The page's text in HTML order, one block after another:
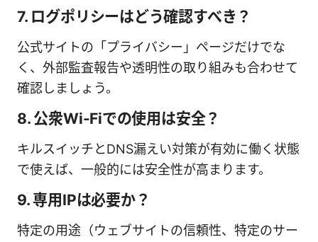
7. ログポリシーはどう確認すべき？
公式サイトの「プライバシー」ページだけでな
く、外部監査報告や透明性の取り組みも合わせて
確認しましょう。
8. 公衆Wi-Fiでの使用は安全？
キルスイッチとDNS漏えい対策が有効に働く状態
で使えば、一般的には安全性が高まります。
9. 専用IPは必要か？
特定の用途（ウェブサイトの信頼性、特定のサー